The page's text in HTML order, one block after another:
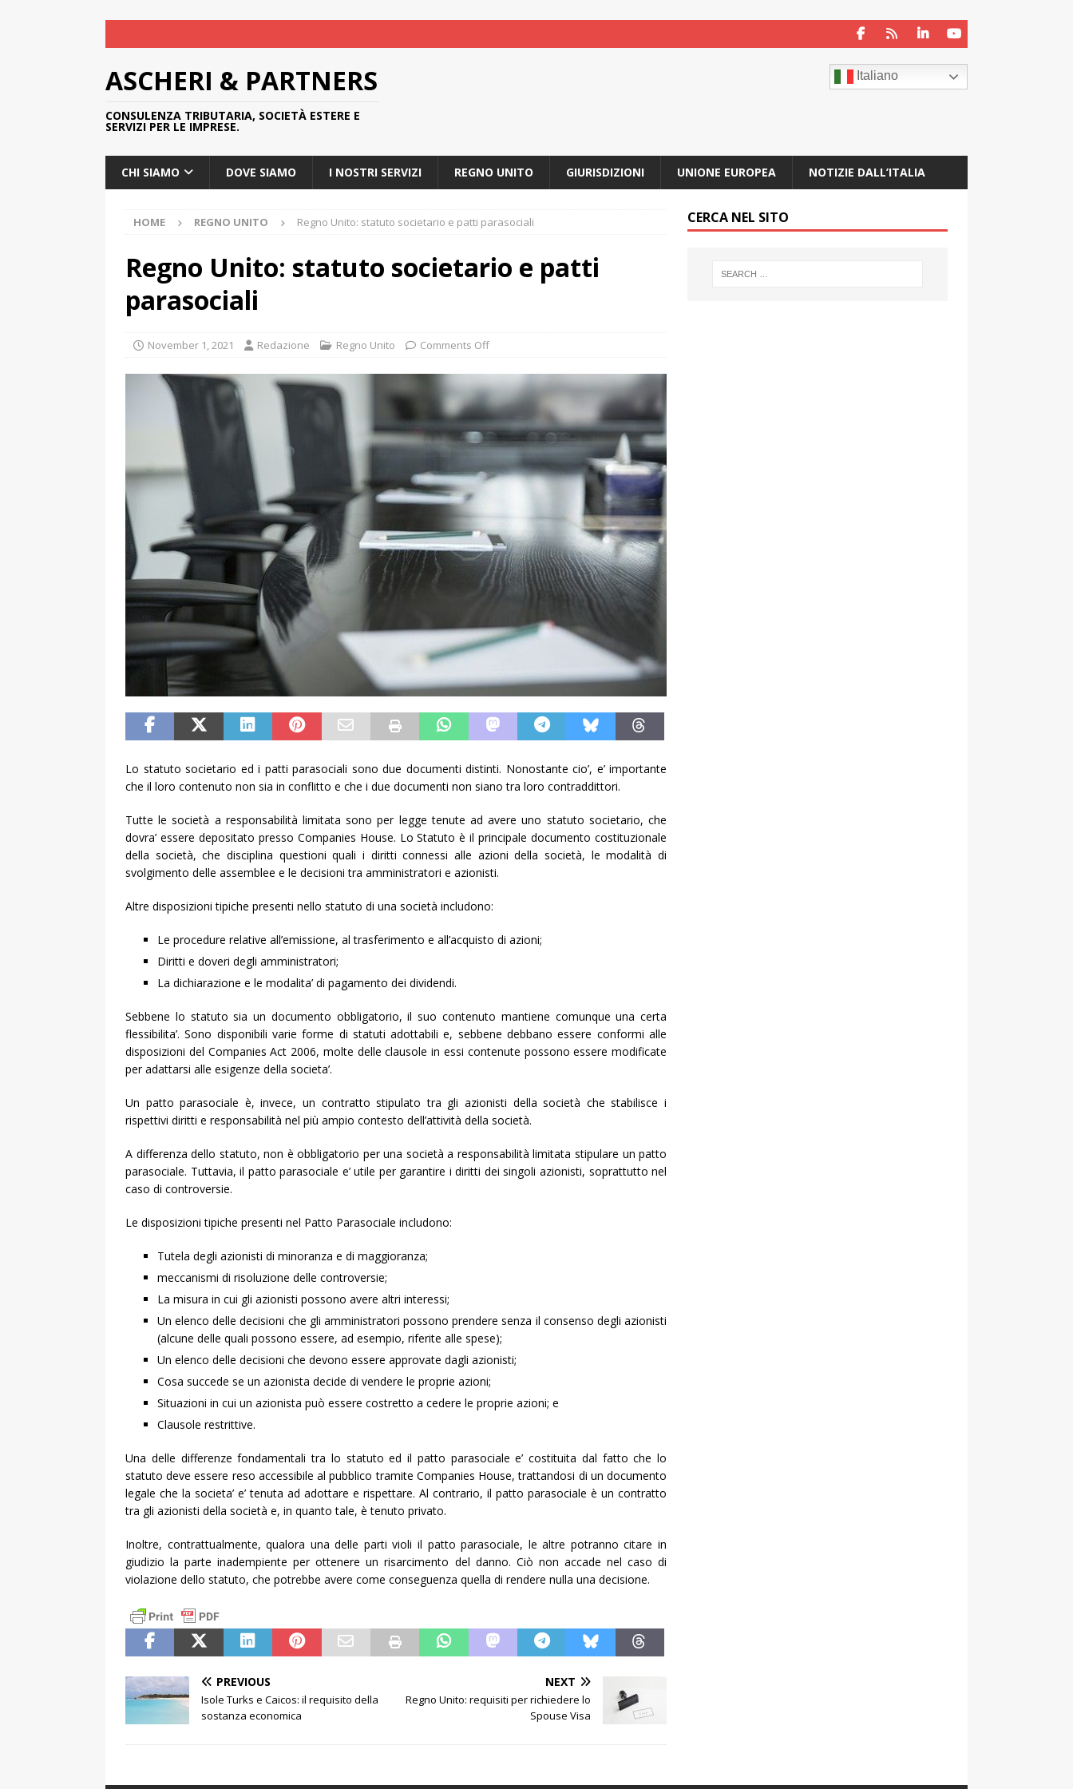
ASCHERI & PARTNERS
CONSULENZA TRIBUTARIA, SOCIETÀ ESTERE E
SERVIZI PER LE IMPRESE.
Italiano
CHI SIAMO DOVE SIAMO I NOSTRI SERVIZI REGNO UNITO GIURISDIZIONI UNIONE EUROPEA NOTIZIE DALL’ITALIA
HOME REGNO UNITO Regno Unito: statuto societario e patti parasociali
Regno Unito: statuto societario e patti
parasociali
November 1, 2021 Redazione Regno Unito Comments Off
Lo statuto societario ed i patti parasociali sono due documenti distinti. Nonostante cio’, e’ importante
che il loro contenuto non sia in conflitto e che i due documenti non siano tra loro contraddittori.
Tutte le società a responsabilità limitata sono per legge tenute ad avere uno statuto societario, che
dovra’ essere depositato presso Companies House. Lo Statuto è il principale documento costituzionale
della società, che disciplina questioni quali i diritti connessi alle azioni della società, le modalità di
svolgimento delle assemblee e le decisioni tra amministratori e azionisti.
Altre disposizioni tipiche presenti nello statuto di una società includono:
Le procedure relative all’emissione, al trasferimento e all’acquisto di azioni;
Diritti e doveri degli amministratori;
La dichiarazione e le modalita’ di pagamento dei dividendi.
Sebbene lo statuto sia un documento obbligatorio, il suo contenuto mantiene comunque una certa
flessibilita’. Sono disponibili varie forme di statuti adottabili e, sebbene debbano essere conformi alle
disposizioni del Companies Act 2006, molte delle clausole in essi contenute possono essere modificate
per adattarsi alle esigenze della societa’.
Un patto parasociale è, invece, un contratto stipulato tra gli azionisti della società che stabilisce i
rispettivi diritti e responsabilità nel più ampio contesto dell’attività della società.
A differenza dello statuto, non è obbligatorio per una società a responsabilità limitata stipulare un patto
parasociale. Tuttavia, il patto parasociale e’ utile per garantire i diritti dei singoli azionisti, soprattutto nel
caso di controversie.
Le disposizioni tipiche presenti nel Patto Parasociale includono:
Tutela degli azionisti di minoranza e di maggioranza;
meccanismi di risoluzione delle controversie;
La misura in cui gli azionisti possono avere altri interessi;
Un elenco delle decisioni che gli amministratori possono prendere senza il consenso degli azionisti
(alcune delle quali possono essere, ad esempio, riferite alle spese);
Un elenco delle decisioni che devono essere approvate dagli azionisti;
Cosa succede se un azionista decide di vendere le proprie azioni;
Situazioni in cui un azionista può essere costretto a cedere le proprie azioni; e
Clausole restrittive.
Una delle differenze fondamentali tra lo statuto ed il patto parasociale e’ costituita dal fatto che lo
statuto deve essere reso accessibile al pubblico tramite Companies House, trattandosi di un documento
legale che la societa’ e’ tenuta ad adottare e rispettare. Al contrario, il patto parasociale è un contratto
tra gli azionisti della società e, in quanto tale, è tenuto privato.
Inoltre, contrattualmente, qualora una delle parti violi il patto parasociale, le altre potranno citare in
giudizio la parte inadempiente per ottenere un risarcimento del danno. Ciò non accade nel caso di
violazione dello statuto, che potrebbe avere come conseguenza quella di rendere nulla una decisione.
PREVIOUS
Isole Turks e Caicos: il requisito della
sostanza economica
NEXT
Regno Unito: requisiti per richiedere lo
Spouse Visa
CERCA NEL SITO